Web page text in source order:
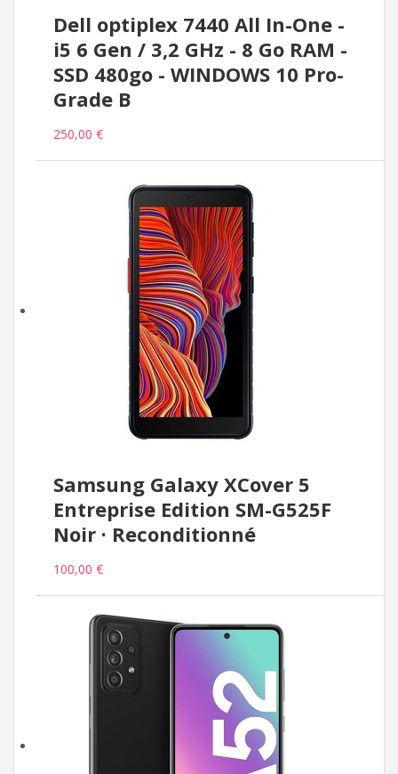
Dell optiplex 7440 All In-One -
i5 6 Gen / 3,2 GHz - 8 Go RAM -
SSD 480go - WINDOWS 10 Pro-
Grade B
250,00 €
Samsung Galaxy XCover 5
Entreprise Edition SM-G525F
Noir · Reconditionné
100,00 €